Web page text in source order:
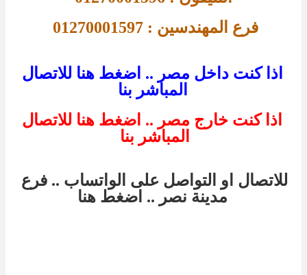
فرع المهندسين : 01270001597
اذا كنت داخل مصر .. اضغط هنا للاتصال
اذا كنت خارج مصر .. اضغط هنا للاتصال
المباشر بنا
للاتصال او التواصل على الواتساب .. فرع
مدينة نصر .. اضغط هنا